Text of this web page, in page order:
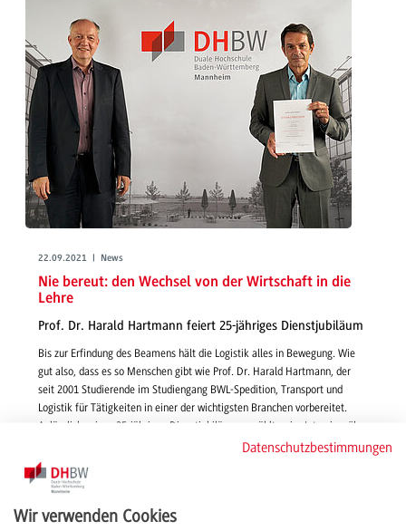
22.09.2021 | News
Nie bereut: den Wechsel von der Wirtschaft in die
Lehre
Prof. Dr. Harald Hartmann feiert 25-jähriges Dienstjubiläum
Bis zur Erfindung des Beamens hält die Logistik alles in Bewegung. Wie
gut also, dass es so Menschen gibt wie Prof. Dr. Harald Hartmann, der
seit 2001 Studierende im Studiengang BWL-Spedition, Transport und
Logistik für Tätigkeiten in einer der wichtigsten Branchen vorbereitet.
Anlässlich seines 25-jährigen Dienstjubiläums erzählt er im Interview über
seine Motivation, seine Erfahrungen und Erlebnisse an der DHBW
Mannheim.
weiterlesen
Datenschutzbestimmungen
Wir verwenden Cookies